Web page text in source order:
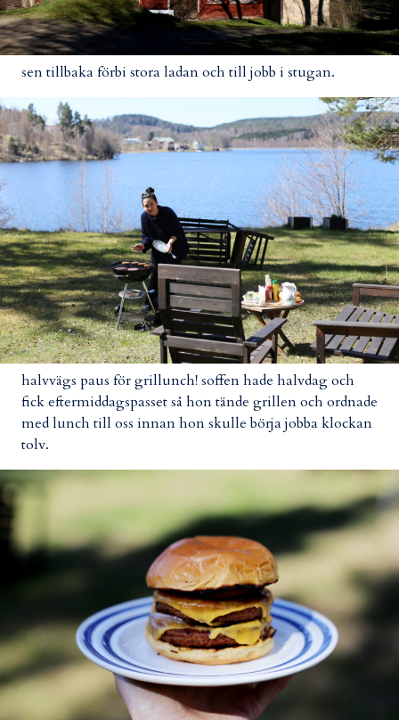
sen tillbaka förbi stora ladan och till jobb i stugan.
halvvägs paus för grillunch! soffen hade halvdag och
fick eftermiddagspasset så hon tände grillen och ordnade
med lunch till oss innan hon skulle börja jobba klockan
tolv.